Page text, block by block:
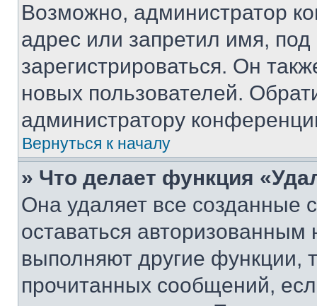
Возможно, администратор
адрес или запретил имя,
зарегистрироваться. Он
новых пользователей.
администратору
Вернуться к началу
» Что делает функция
Она удаляет все созданные
оставаться
выполняют другие функции,
прочитанных сообщений,